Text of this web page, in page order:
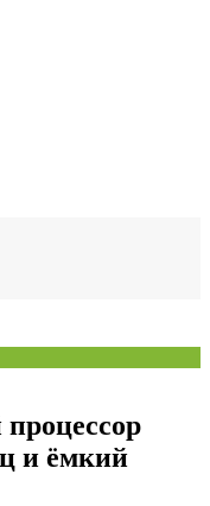
и ёмкий